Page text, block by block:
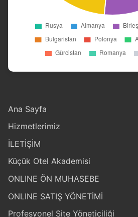
Ana Sayfa
Hizmetlerimiz
İLETİŞİM
Küçük Otel Akademisi
ONLINE ÖN MUHASEBE
ONLINE SATIŞ YÖNETİMİ
Profesyonel Site Yöneticiliği